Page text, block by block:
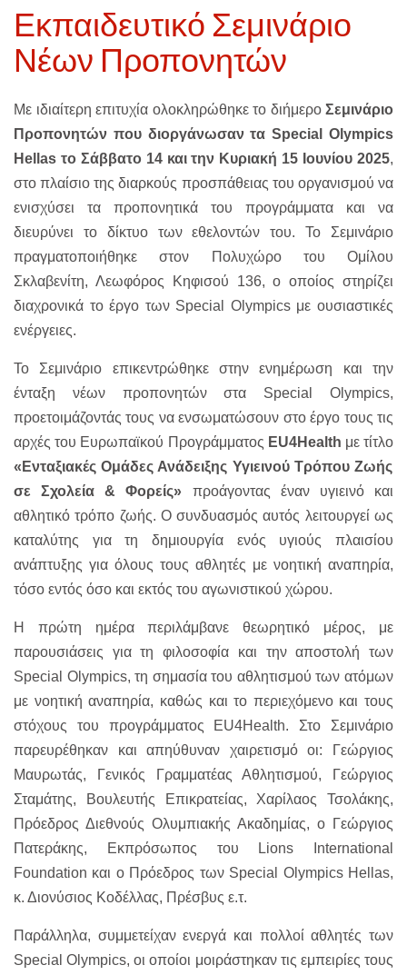
Εκπαιδευτικό Σεμινάριο
Νέων Προπονητών
Με ιδιαίτερη επιτυχία ολοκληρώθηκε το διήμερο Σεμινάριο
Προπονητών που διοργάνωσαν τα Special Olympics
Hellas το Σάββατο 14 και την Κυριακή 15 Ιουνίου 2025,
στο πλαίσιο της διαρκούς προσπάθειας του οργανισμού να
ενισχύσει τα προπονητικά του προγράμματα και να
διευρύνει το δίκτυο των εθελοντών του. Το Σεμινάριο
πραγματοποιήθηκε στον Πολυχώρο του Ομίλου
Σκλαβενίτη, Λεωφόρος Κηφισού 136, ο οποίος στηρίζει
διαχρονικά το έργο των Special Olympics με ουσιαστικές
ενέργειες.
Το Σεμινάριο επικεντρώθηκε στην ενημέρωση και την
ένταξη νέων προπονητών στα Special Olympics,
προετοιμάζοντάς τους να ενσωματώσουν στο έργο τους τις
αρχές του Ευρωπαϊκού Προγράμματος EU4Health με τίτλο
«Ενταξιακές Ομάδες Ανάδειξης Υγιεινού Τρόπου Ζωής
σε Σχολεία & Φορείς» προάγοντας έναν υγιεινό και
αθλητικό τρόπο ζωής. Ο συνδυασμός αυτός λειτουργεί ως
καταλύτης για τη δημιουργία ενός υγιούς πλαισίου
ανάπτυξης για όλους τους αθλητές με νοητική αναπηρία,
τόσο εντός όσο και εκτός του αγωνιστικού χώρου.
Η πρώτη ημέρα περιλάμβανε θεωρητικό μέρος, με
παρουσιάσεις για τη φιλοσοφία και την αποστολή των
Special Olympics, τη σημασία του αθλητισμού των ατόμων
με νοητική αναπηρία, καθώς και το περιεχόμενο και τους
στόχους του προγράμματος EU4Health. Στο Σεμινάριο
παρευρέθηκαν και απηύθυναν χαιρετισμό οι: Γεώργιος
Μαυρωτάς, Γενικός Γραμματέας Αθλητισμού, Γεώργιος
Σταμάτης, Βουλευτής Επικρατείας, Χαρίλαος Τσολάκης,
Πρόεδρος Διεθνούς Ολυμπιακής Ακαδημίας, ο Γεώργιος
Πατεράκης, Εκπρόσωπος του Lions International
Foundation και ο Πρόεδρος των Special Olympics Hellas,
κ. Διονύσιος Κοδέλλας, Πρέσβυς ε.τ.
Παράλληλα, συμμετείχαν ενεργά και πολλοί αθλητές των
Special Olympics, οι οποίοι μοιράστηκαν τις εμπειρίες τους